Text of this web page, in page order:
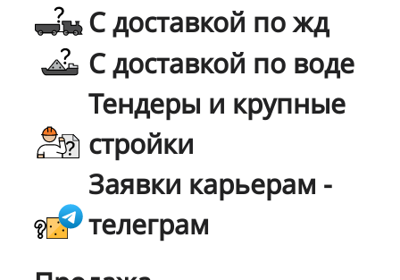
С доставкой по жд
С доставкой по воде
Тендеры и крупные
стройки
Заявки карьерам -
телеграм